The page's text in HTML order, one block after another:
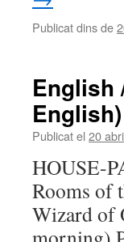
Publicat dins de
English
English)
Publicat el 20
HOUSE-
Rooms of
Wizard of